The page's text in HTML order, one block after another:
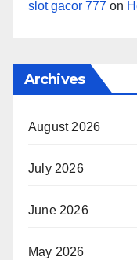
slot gacor 777 on
Archives
August 2026
July 2026
June 2026
May 2026